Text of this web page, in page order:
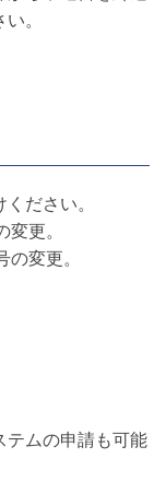
。
ださい。
更。
変更。
テムの申請も可能